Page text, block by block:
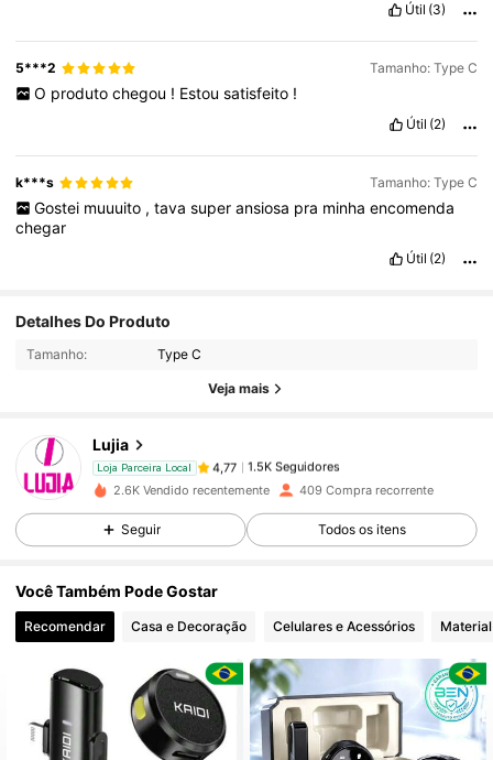
Útil (3)
5***2 Tamanho: Type C
O produto chegou ! Estou satisfeito !
Útil (2)
k***s Tamanho: Type C
Gostei muuuito , tava super ansiosa pra minha encomenda
chegar
Útil (2)
Detalhes Do Produto
Tamanho: Type C
Veja mais
Lujia
Loja Parceira Local
4,77 1.5K Seguidores
5***1pago1 dia atrás
1.5K Seguidores
4,77 1.5K Seguidores
4,77 1.5K Seguidores
2.6K Vendido recentemente 409 Compra recorrente
Seguir Todos os itens
Você Também Pode Gostar
Recomendar Casa e Decoração Celulares e Acessórios